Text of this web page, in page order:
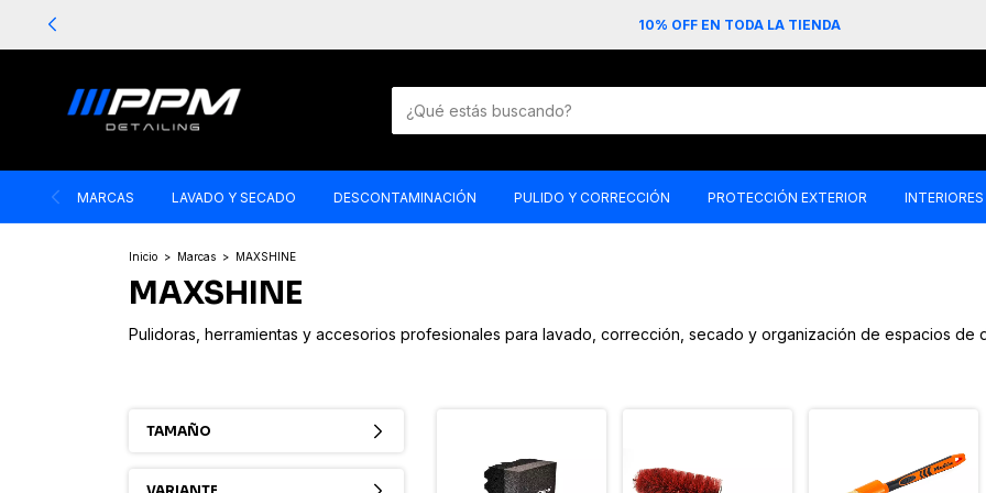
10% OFF EN TODA LA TIENDA
MARCAS LAVADO Y SECADO DESCONTAMINACIÓN PULIDO Y CORRECCIÓN PROTECCIÓN EXTERIOR INTERIORES
Inicio > Marcas > MAXSHINE
MAXSHINE
Pulidoras, herramientas y accesorios profesionales para lavado, corrección, secado y organización de espacios de
TAMAÑO